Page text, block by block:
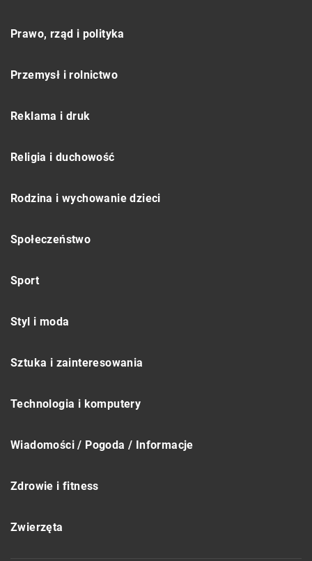
Prawo, rząd i polityka
Przemysł i rolnictwo
Reklama i druk
Religia i duchowość
Rodzina i wychowanie dzieci
Społeczeństwo
Sport
Styl i moda
Sztuka i zainteresowania
Technologia i komputery
Wiadomości / Pogoda / Informacje
Zdrowie i fitness
Zwierzęta